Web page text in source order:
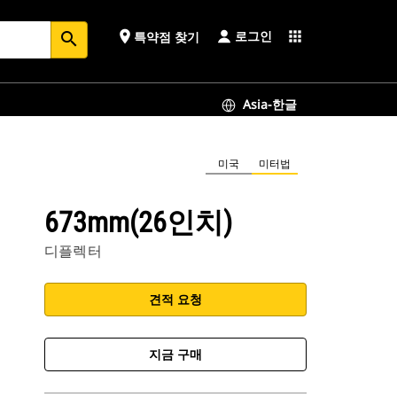
search place 특약점 찾기 로그인 apps
Asia-한글
미국 미터법
673mm(26인치)
디플렉터
견적 요청
지금 구매